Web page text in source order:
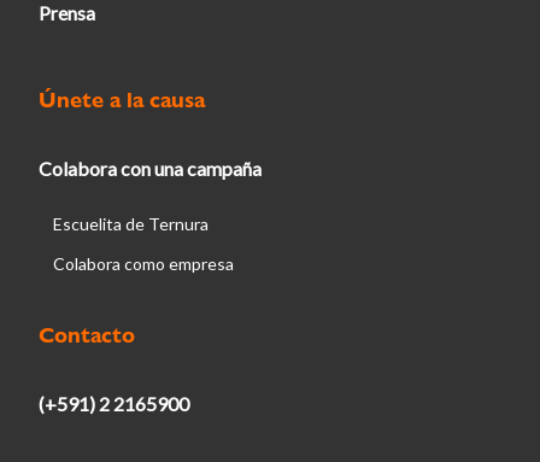
Prensa
Únete a la causa
Colabora con una campaña
Escuelita de Ternura
Colabora como empresa
Contacto
(+591) 2 2165900